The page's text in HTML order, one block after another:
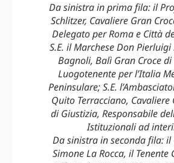
Da sinistra in prima fila: il
Schlitzer, Cavaliere Gran
Delegato per Roma e Città
S.E. il Marchese Don
Bagnoli, Balì Gran Croce
Luogotenente per l’Italia
Peninsulare; S.E.
Quito Terracciano, Cavaliere
di Giustizia, Responsabile
Istituzionali ad
Da sinistra in seconda fila: il
Simone La Rocca, il Tenente